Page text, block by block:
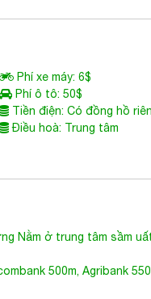
thoáng
khá tốt
Phí xe máy: 6$
Điều hoà: Trung tâm